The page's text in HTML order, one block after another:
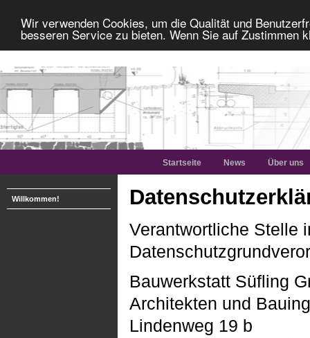
Wir verwenden Cookies, um die Qualität und
besseren Service zu bieten. Wenn Sie auf
Startseite News Über uns
Willkommen!
Verantwortliche Stelle
Bauwerkstatt Süfling
Architekten und
Lindenweg 19 b